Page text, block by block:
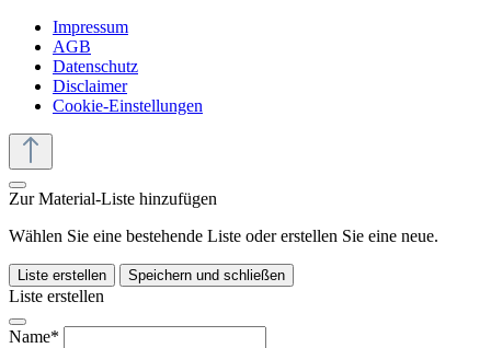
Impressum
AGB
Datenschutz
Disclaimer
Cookie-Einstellungen
Zur Material-Liste hinzufügen
Wählen Sie eine bestehende Liste oder erstellen Sie eine neue.
Liste erstellen Speichern und schließen
Liste erstellen
Name*